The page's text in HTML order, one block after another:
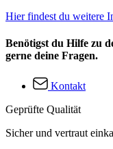
Hier findest du weitere
Benötigst du Hilfe zu
gerne deine Fragen.
Kontakt
Geprüfte Qualität
Sicher und vertraut